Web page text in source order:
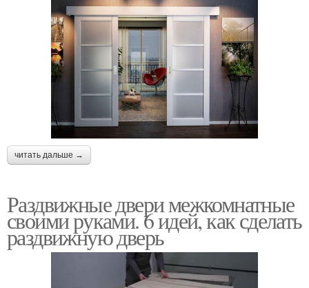
читать дальше →
Раздвижные двери межкомнатные
своими руками. 6 идей, как сделать
раздвижную дверь